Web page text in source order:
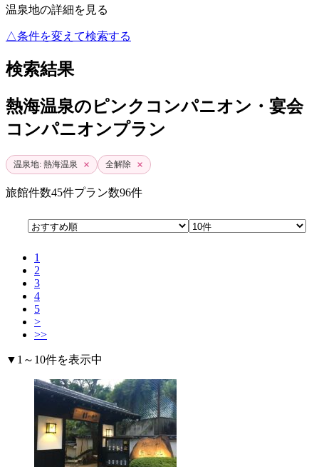
温泉地の詳細を見る
△条件を変えて検索する
検索結果
熱海温泉のピンクコンパニオン・宴会
コンパニオンプラン
温泉地: 熱海温泉 × 全解除 ×
旅館件数45件プラン数96件
1
2
3
4
5
>
>>
▼1～10件を表示中